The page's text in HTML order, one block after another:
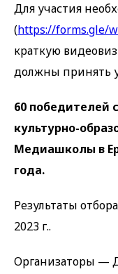
Для участия
(https://forms.gle/
краткую
должны принять
60 победителей
культурно-
Медиашколы в
года.
Результаты
2023 г..
Организаторы —